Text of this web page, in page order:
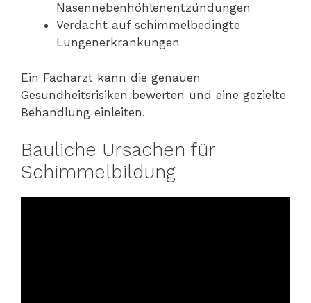
Nasennebenhöhlenentzündungen
Verdacht auf schimmelbedingte
Lungenerkrankungen
Ein Facharzt kann die genauen
Gesundheitsrisiken bewerten und eine gezielte
Behandlung einleiten.
Bauliche Ursachen für
Schimmelbildung